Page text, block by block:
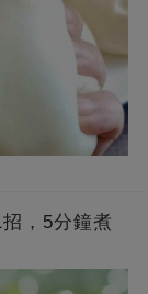
，5分鐘煮